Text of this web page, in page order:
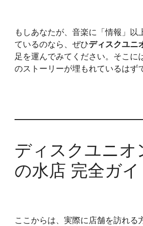
もしあなたが、音楽に「情報」以
ているのなら、ぜひディスクユニ
足を運んでみてください。そこに
のストーリーが埋もれているはず
ディスクユニオ
の水店 完全ガイ
ここからは、実際に店舗を訪れる